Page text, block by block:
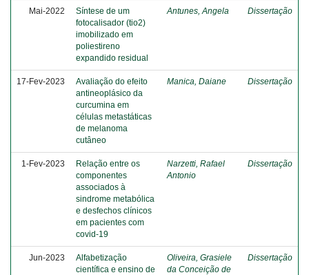
Mai-2022
Síntese de um
fotocalisador (tio2)
imobilizado em
poliestireno
expandido residual
Antunes, Angela Dissertação
17-Fev-2023
Avaliação do efeito
antineoplásico da
curcumina em
células metastáticas
de melanoma
cutâneo
Manica, Daiane Dissertação
1-Fev-2023
Relação entre os
componentes
associados à
sindrome metabólica
e desfechos clínicos
em pacientes com
covid-19
Narzetti, Rafael
Antonio
Dissertação
Jun-2023
Alfabetização
científica e ensino de
Oliveira, Grasiele
da Conceição de
Dissertação